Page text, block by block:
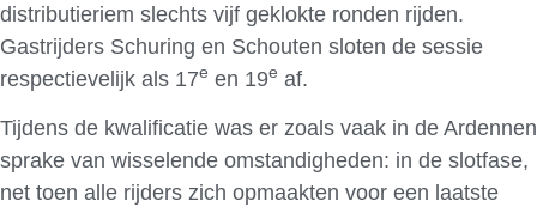
distributieriem slechts vijf geklokte ronden rijden.
Gastrijders Schuring en Schouten sloten de sessie
respectievelijk als 17e en 19e af.
Tijdens de kwalificatie was er zoals vaak in de Ardennen
sprake van wisselende omstandigheden: in de slotfase,
net toen alle rijders zich opmaakten voor een laatste